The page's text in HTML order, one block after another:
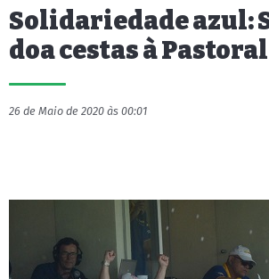
Solidariedade azul:
doa cestas à
26 de Maio de 2020 às 00:01